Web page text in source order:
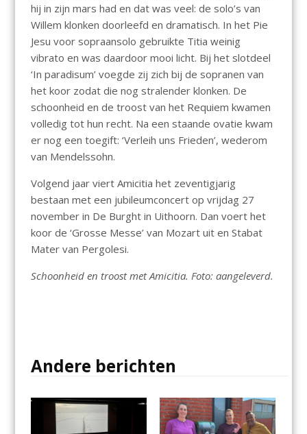
hij in zijn mars had en dat was veel: de solo’s van
Willem klonken doorleefd en dramatisch. In het Pie
Jesu voor sopraansolo gebruikte Titia weinig
vibrato en was daardoor mooi licht. Bij het slotdeel
‘In paradisum’ voegde zij zich bij de sopranen van
het koor zodat die nog stralender klonken. De
schoonheid en de troost van het Requiem kwamen
volledig tot hun recht. Na een staande ovatie kwam
er nog een toegift: ‘Verleih uns Frieden’, wederom
van Mendelssohn.
Volgend jaar viert Amicitia het zeventigjarig
bestaan met een jubileumconcert op vrijdag 27
november in De Burght in Uithoorn. Dan voert het
koor de ‘Grosse Messe’ van Mozart uit en Stabat
Mater van Pergolesi.
Schoonheid en troost met Amicitia. Foto: aangeleverd.
Andere berichten